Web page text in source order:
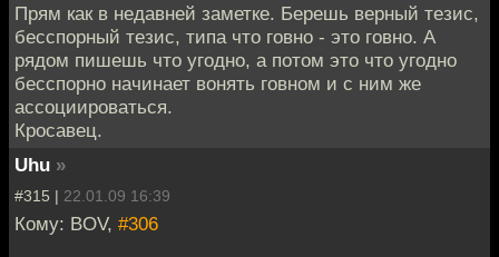
Прям как в недавней заметке. Берешь верный тезис,
бесспорный тезис, типа что говно - это говно. А
рядом пишешь что угодно, а потом это что угодно
бесспорно начинает вонять говном и с ним же
ассоциироваться.
Кросавец.
Uhu »
#315 | 22.01.09 16:39
Кому: BOV, #306